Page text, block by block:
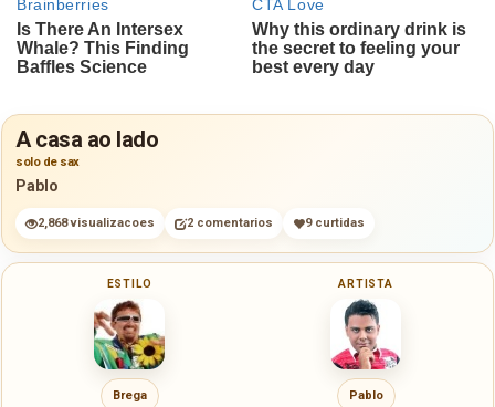
A casa ao lado
solo de sax
Pablo
2,868 visualizacoes 2 comentarios 9 curtidas
ESTILO
Brega
ARTISTA
Pablo